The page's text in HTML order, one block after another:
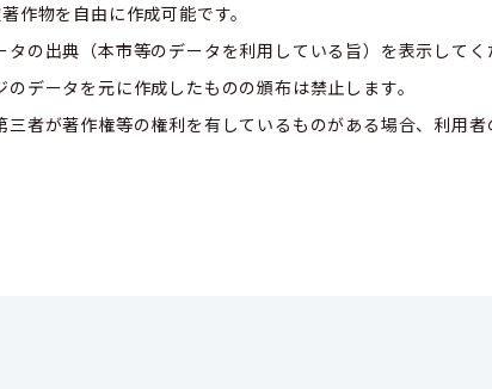
作物を自由に作成可能です。
の出典（本市等のデータを利用している旨）を表示してく
データを元に作成したものの頒布は禁止します。
者が著作権等の権利を有しているものがある場合、利用